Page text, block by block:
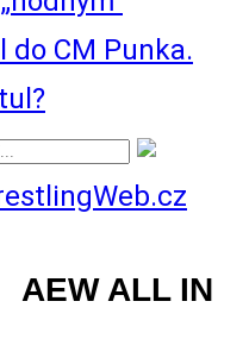
do CM Punka.
AEW ALL IN